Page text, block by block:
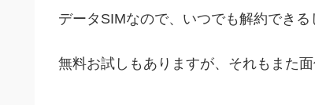
データSIMなので、いつでも解約でき
無料お試しもありますが、それもまた